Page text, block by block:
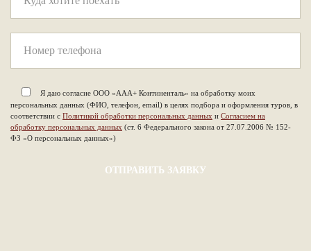
Я даю согласие ООО «ААА+ Континенталь» на обработку моих
персональных данных (ФИО, телефон, email) в целях подбора и оформления туров, в
соответствии с Политикой обработки персональных данных и Согласием на
обработку персональных данных (ст. 6 Федерального закона от 27.07.2006 № 152-
ФЗ «О персональных данных»)